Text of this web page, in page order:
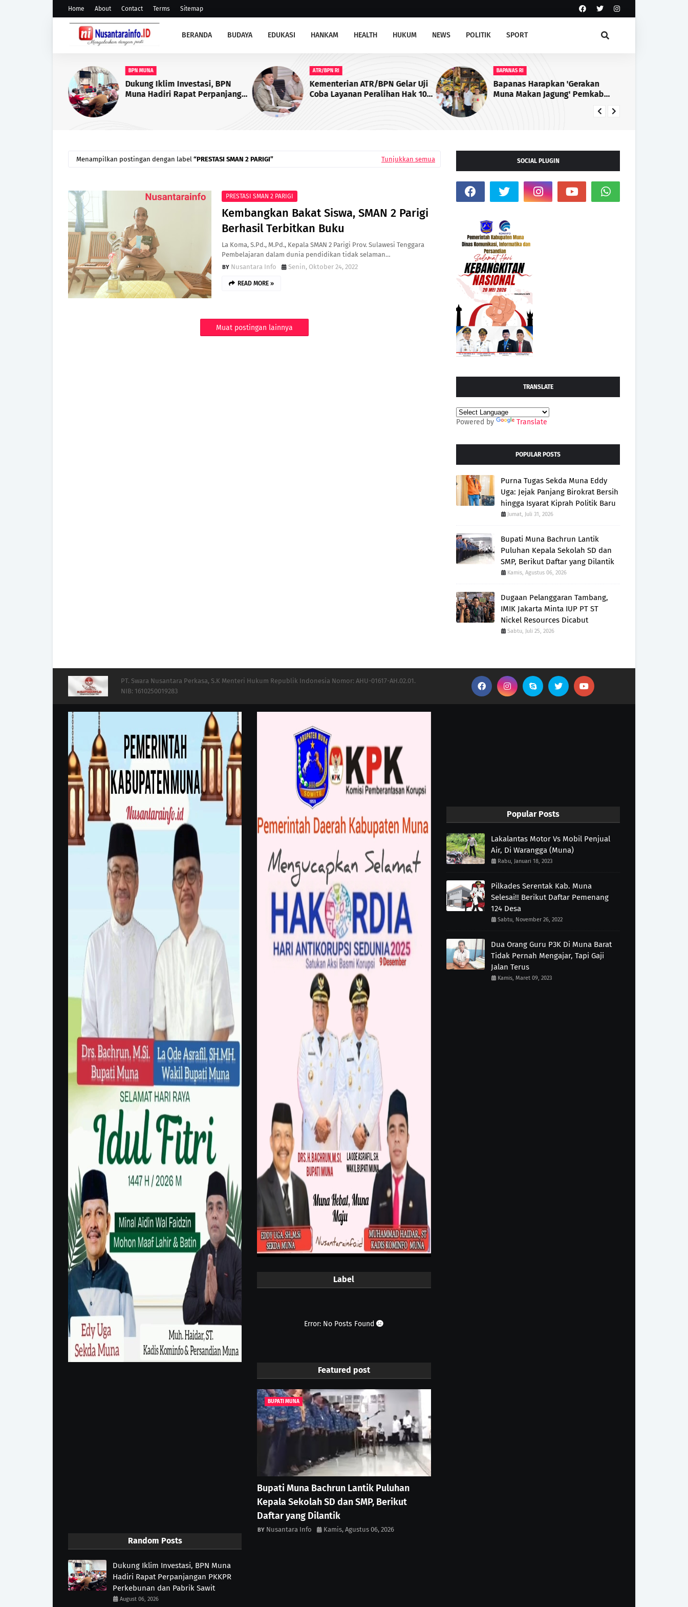
Home About Contact Terms Sitemap
BERANDA BUDAYA EDUKASI HANKAM HEALTH HUKUM NEWS POLITIK SPORT
BPN MUNA
Dukung Iklim Investasi, BPN
Muna Hadiri Rapat Perpanjangan
ATR/BPN RI
Kementerian ATR/BPN Gelar Uji
Coba Layanan Peralihan Hak 10
BAPANAS RI
Bapanas Harapkan 'Gerakan
Muna Makan Jagung' Pemkab
Menampilkan postingan dengan label PRESTASI SMAN 2 PARIGI Tunjukkan semua
PRESTASI SMAN 2 PARIGI
Kembangkan Bakat Siswa, SMAN 2 Parigi
Berhasil Terbitkan Buku
La Koma, S.Pd., M.Pd., Kepala SMAN 2 Parigi Prov. Sulawesi Tenggara
Pembelajaran dalam dunia pendidikan tidak selaman…
Nusantara Info
Senin, Oktober 24, 2022
READ MORE »
Muat postingan lainnya
SOCIAL PLUGIN
TRANSLATE
Powered by Translate
POPULAR POSTS
Purna Tugas Sekda Muna Eddy
Uga: Jejak Panjang Birokrat Bersih
hingga Isyarat Kiprah Politik Baru
Jumat, Juli 31, 2026
Bupati Muna Bachrun Lantik
Puluhan Kepala Sekolah SD dan
SMP, Berikut Daftar yang Dilantik
Kamis, Agustus 06, 2026
Dugaan Pelanggaran Tambang,
IMIK Jakarta Minta IUP PT ST
Nickel Resources Dicabut
Sabtu, Juli 25, 2026
PT. Swara Nusantara Perkasa, S.K Menteri Hukum Republik Indonesia Nomor: AHU-01617-AH.02.01.
NIB: 1610250019283
Random Posts
Dukung Iklim Investasi, BPN Muna
Hadiri Rapat Perpanjangan PKKPR
Perkebunan dan Pabrik Sawit
August 06, 2026
Label
Error: No Posts Found
Featured post
BUPATI MUNA
Bupati Muna Bachrun Lantik Puluhan
Kepala Sekolah SD dan SMP, Berikut
Daftar yang Dilantik
Nusantara Info Kamis, Agustus 06, 2026
Popular Posts
Lakalantas Motor Vs Mobil Penjual
Air, Di Warangga (Muna)
Rabu, Januari 18, 2023
Pilkades Serentak Kab. Muna
Selesai!! Berikut Daftar Pemenang
124 Desa
Sabtu, November 26, 2022
Dua Orang Guru P3K Di Muna Barat
Tidak Pernah Mengajar, Tapi Gaji
Jalan Terus
Kamis, Maret 09, 2023